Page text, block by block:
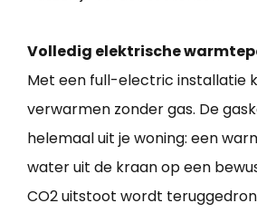
Volledig elektrische
Met een full-electric installatie
verwarmen zonder gas. De
helemaal uit je woning: een
water uit de kraan op een
CO2 uitstoot wordt